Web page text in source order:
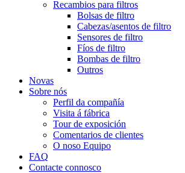
Recambios para filtros
Bolsas de filtro
Cabezas/asentos de filtro
Sensores de filtro
Fíos de filtro
Bombas de filtro
Outros
Novas
Sobre nós
Perfil da compañía
Visita á fábrica
Tour de exposición
Comentarios de clientes
O noso Equipo
FAQ
Contacte connosco